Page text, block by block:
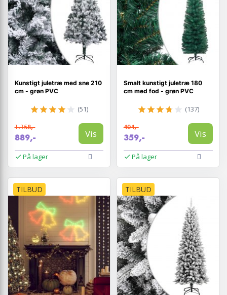
Kunstigt juletræ med sne 210
cm - grøn PVC
(51)
1.158,-
889,- Vis
På lager
Smalt kunstigt juletræ 180
cm med fod - grøn PVC
(137)
404,-
359,- Vis
På lager
TILBUD TILBUD